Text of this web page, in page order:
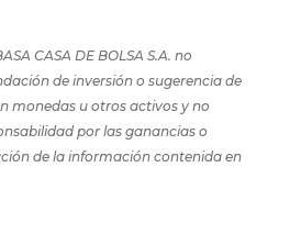
CASA DE BOLSA S.A. no
de inversión o sugerencia de
monedas u otros activos y no
por las ganancias o
de la información contenida en